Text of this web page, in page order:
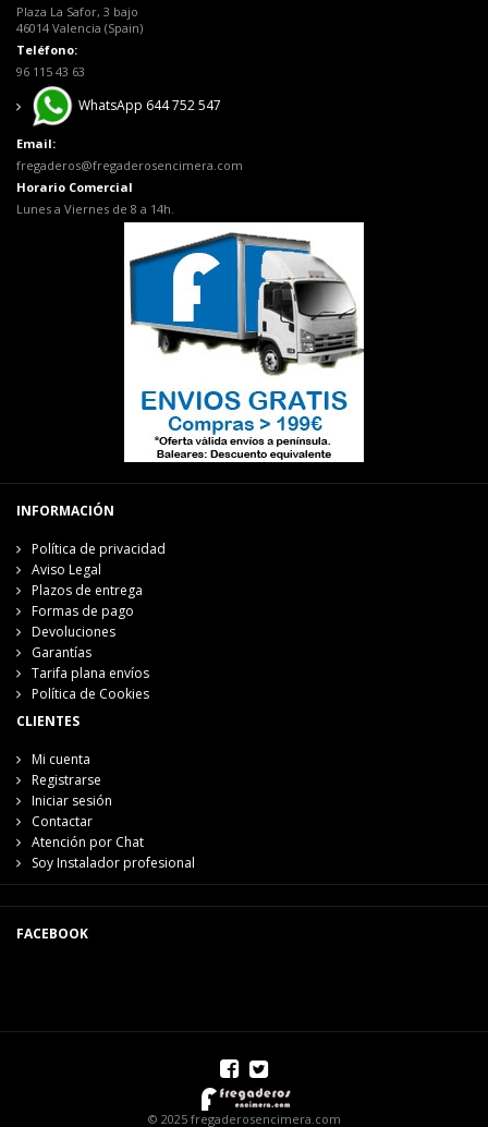
Plaza La Safor, 3 bajo
46014 Valencia (Spain)
Teléfono:
96 115 43 63
WhatsApp 644 752 547
Email:
fregaderos@fregaderosencimera.com
Horario Comercial
Lunes a Viernes de 8 a 14h.
INFORMACIÓN
Política de privacidad
Aviso Legal
Plazos de entrega
Formas de pago
Devoluciones
Garantías
Tarifa plana envíos
Política de Cookies
CLIENTES
Mi cuenta
Registrarse
Iniciar sesión
Contactar
Atención por Chat
Soy Instalador profesional
FACEBOOK
© 2025 fregaderosencimera.com